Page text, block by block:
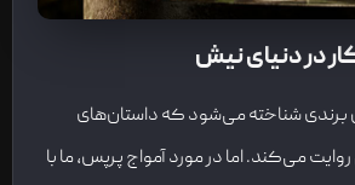
در دنیای نیش
برندی شناخته می‌شود که داستان‌های
می‌کند. اما در مورد آمواج پرپس، ما با